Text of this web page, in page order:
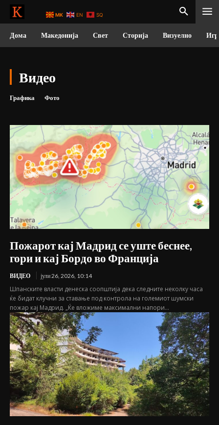
Дома Македонија Свет Сторија Визуелно
Видео
Графика Фото
Пожарот кај Мадрид се уште беснее,
гори и кај Бордо во Франција
ВИДЕО јули 26, 2026, 10:14
Шпанските власти денеска соопштија дека следните неколку часа
ќе бидат клучни за ставање под контрола на големиот шумски
пожар кај Мадрид. „Ќе вложиме максимални напори...
MK EN SQ